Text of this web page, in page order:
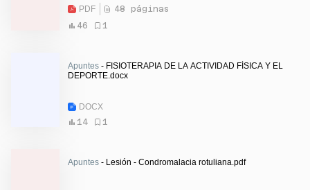
PDF
48 páginas
46
1
Apuntes - FISIOTERAPIA DE LA ACTIVIDAD FÍSICA Y EL
DEPORTE.docx
DOCX
14
1
Apuntes - Lesión - Condromalacia rotuliana.pdf